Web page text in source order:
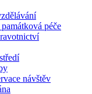
péče
návštěv